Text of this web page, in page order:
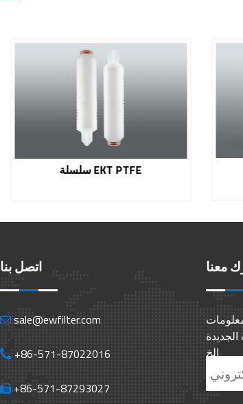
سلسلة EKT PTFE
اتصل بنا
sale@ewfilter.com
+86-571-87022016
+86-571-87293027
معنا
الخ